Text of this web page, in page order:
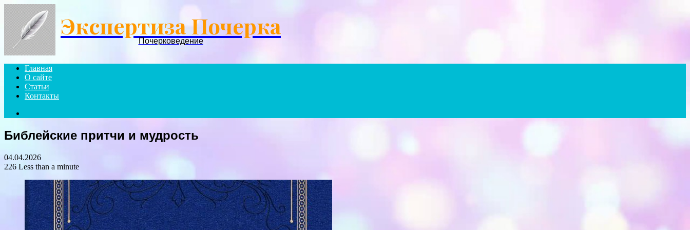
Экспертиза Почерка
Почерковедение
Главная
О сайте
Статьи
Контакты
Библейские притчи и мудрость
04.04.2026
226 Less than a minute